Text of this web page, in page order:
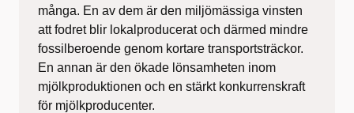
många. En av dem är den miljömässiga vinsten
att fodret blir lokalproducerat och därmed mindre
fossilberoende genom kortare transportsträckor.
En annan är den ökade lönsamheten inom
mjölkproduktionen och en stärkt konkurrenskraft
för mjölkproducenter.